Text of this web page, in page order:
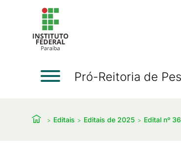
Pró-Reitoria de
Editais Editais de 2025 Edital nº